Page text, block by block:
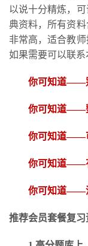
以说十分精炼，
典资料，所有资
非常高，适合教
如果需要可以联系
你可知道——
你可知道——
你可知道——
你可知道——
你可知道——
推荐会员套餐复习